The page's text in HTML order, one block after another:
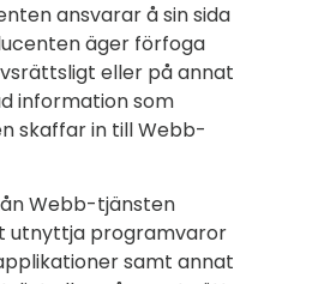
ansvarar å sin sida
äger förfoga
eller på annat
information som
skaffar in till Webb-
Webb-tjänsten
utnyttja programvaror
samt annat